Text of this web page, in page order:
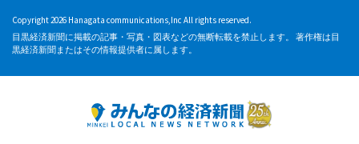
Copyright 2026 Hanagata communications,Inc All rights reserved.
目黒経済新聞に掲載の記事・写真・図表などの無断転載を禁止します。 著作権は目
黒経済新聞またはその情報提供者に属します。